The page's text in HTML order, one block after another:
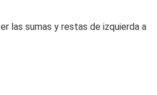
las sumas y restas de izquierda a